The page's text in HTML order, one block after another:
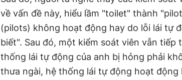
về vấn đề này, hiểu lầm "toilet" thành
(pilots) không hoạt động hay do lỗi lái tự
biết". Sau đó, một kiểm soát viên vẫn tiếp
thống lái tự động của anh bị hỏng phải
thưa ngài, hệ thống lái tự động hoạt